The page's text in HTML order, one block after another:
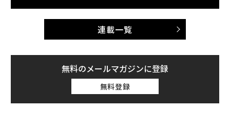
連載一覧
無料のメールマガジンに登録
無料登録